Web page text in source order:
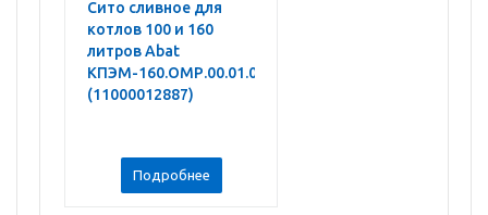
Сито сливное для
котлов 100 и 160
литров Abat
КПЭМ-160.ОМР.00.01.000СБ
(11000012887)
Подробнее